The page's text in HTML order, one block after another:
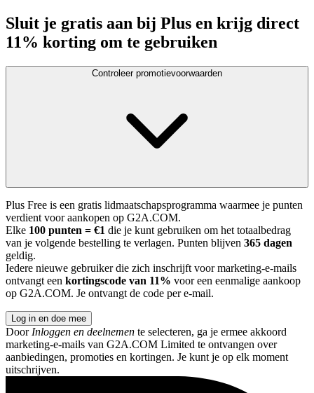
Sluit je gratis aan bij Plus en krijg direct
11% korting om te gebruiken
Controleer promotievoorwaarden
Plus Free is een gratis lidmaatschapsprogramma waarmee je punten
verdient voor aankopen op G2A.COM.
Elke 100 punten = €1 die je kunt gebruiken om het totaalbedrag
van je volgende bestelling te verlagen. Punten blijven 365 dagen
geldig.
Iedere nieuwe gebruiker die zich inschrijft voor marketing-e-mails
ontvangt een kortingscode van 11% voor een eenmalige aankoop
op G2A.COM. Je ontvangt de code per e-mail.
Log in en doe mee
Door Inloggen en deelnemen te selecteren, ga je ermee akkoord
marketing-e-mails van G2A.COM Limited te ontvangen over
aanbiedingen, promoties en kortingen. Je kunt je op elk moment
uitschrijven.